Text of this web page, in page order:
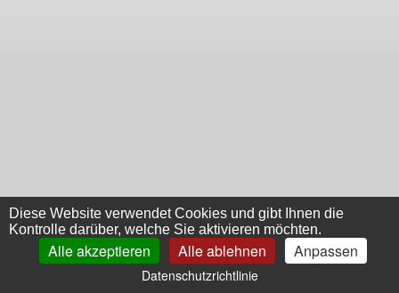
Diese Website verwendet Cookies und gibt Ihnen die
Kontrolle darüber, welche Sie aktivieren möchten.
Alle akzeptieren Alle ablehnen Anpassen
Datenschutzrichtlinie